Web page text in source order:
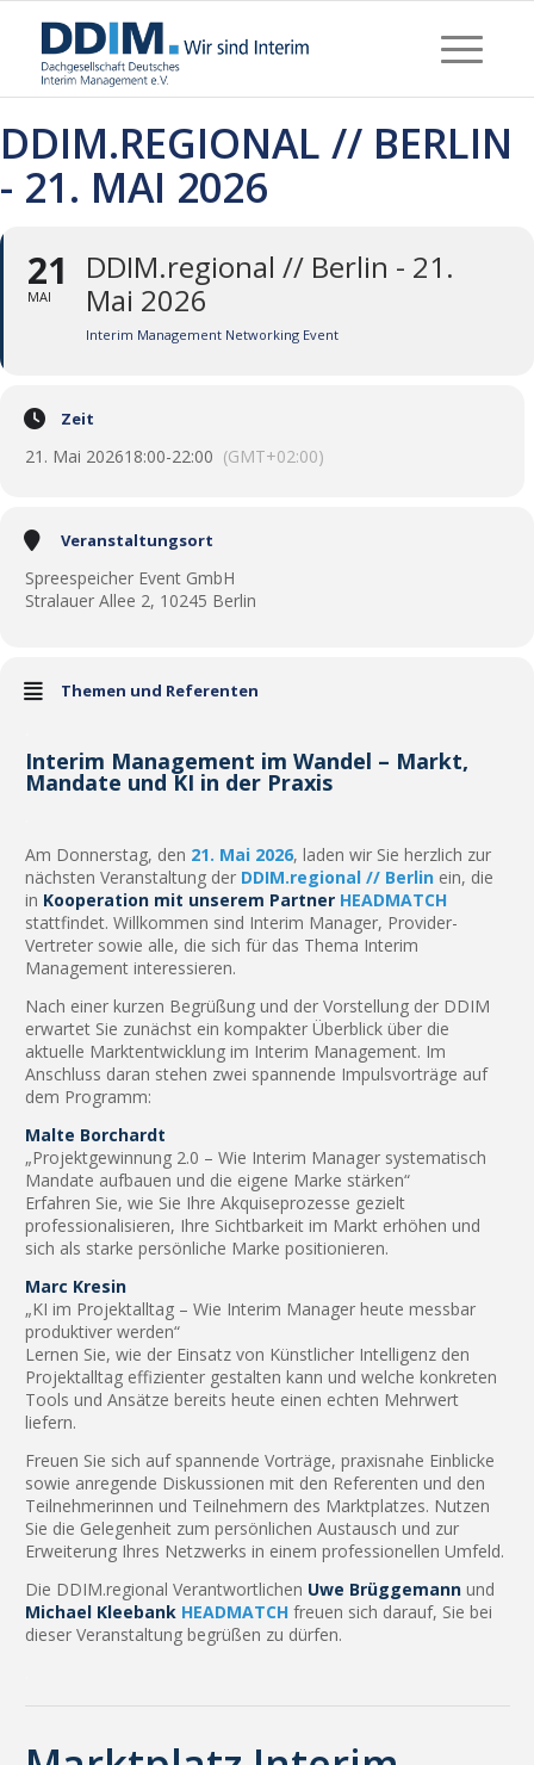
DDIM.REGIONAL // BERLIN
- 21. MAI 2026
21
MAI
DDIM.regional // Berlin - 21.
Mai 2026
Interim Management Networking Event
Zeit
21. Mai 202618:00-22:00 (GMT+02:00)
Veranstaltungsort
Spreespeicher Event GmbH
Stralauer Allee 2, 10245 Berlin
Themen und Referenten
Interim Management im Wandel – Markt,
Mandate und KI in der Praxis
Am Donnerstag, den 21. Mai 2026, laden wir Sie herzlich zur
nächsten Veranstaltung der DDIM.regional // Berlin ein, die
in Kooperation mit unserem Partner HEADMATCH
stattfindet. Willkommen sind Interim Manager, Provider-
Vertreter sowie alle, die sich für das Thema Interim
Management interessieren.
Nach einer kurzen Begrüßung und der Vorstellung der DDIM
erwartet Sie zunächst ein kompakter Überblick über die
aktuelle Marktentwicklung im Interim Management. Im
Anschluss daran stehen zwei spannende Impulsvorträge auf
dem Programm:
Malte Borchardt
„Projektgewinnung 2.0 – Wie Interim Manager systematisch
Mandate aufbauen und die eigene Marke stärken“
Erfahren Sie, wie Sie Ihre Akquiseprozesse gezielt
professionalisieren, Ihre Sichtbarkeit im Markt erhöhen und
sich als starke persönliche Marke positionieren.
Marc Kresin
„KI im Projektalltag – Wie Interim Manager heute messbar
produktiver werden“
Lernen Sie, wie der Einsatz von Künstlicher Intelligenz den
Projektalltag effizienter gestalten kann und welche konkreten
Tools und Ansätze bereits heute einen echten Mehrwert
liefern.
Freuen Sie sich auf spannende Vorträge, praxisnahe Einblicke
sowie anregende Diskussionen mit den Referenten und den
Teilnehmerinnen und Teilnehmern des Marktplatzes. Nutzen
Sie die Gelegenheit zum persönlichen Austausch und zur
Erweiterung Ihres Netzwerks in einem professionellen Umfeld.
Die DDIM.regional Verantwortlichen Uwe Brüggemann und
Michael Kleebank HEADMATCH freuen sich darauf, Sie bei
dieser Veranstaltung begrüßen zu dürfen.